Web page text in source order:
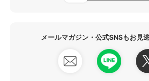
メールマガジン・公式SNSもお見